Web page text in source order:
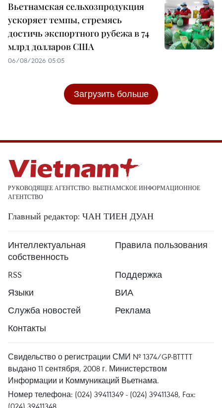
Вьетнамская сельхозпродукция
ускоряет темпы, стремясь
достичь экспортного рубежа в 74
млрд долларов США
06/08/2026 05:05
Загрузить больше
РУКОВОДЯЩЕЕ АГЕНТСТВО: ВЬЕТНАМСКОЕ ИНФОРМАЦИОННОЕ
АГЕНТСТВО
Главный редактор: ЧАН ТИЕН ДУАН
Интеллектуальная
собственность
Правила пользования
RSS
Поддержка
Языки
ВИА
Служба новостей
Реклама
Контакты
Свидельство о регистрации СМИ № 1374/GP-BTTTT
выдано 11 сентября, 2008 г. Министерством
Информации и Коммуникаций Вьетнама.
Номер телефона: (024) 39411349 - (024) 39411348, Fax: